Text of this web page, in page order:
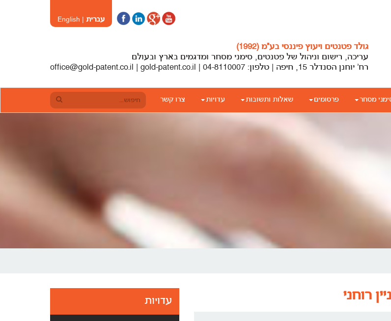
עברית English
גולד פטנטים ויעוץ פיננסי בע”מ (1992)
עריכה, רישום וניהול של פטנטים, סימני מסחר ומדגמים בארץ ובעולם
רח’ יוחנן הסנדלר 15, חיפה | טלפון: 04-8110007 | office@gold-patent.co.il | gold-patent.co.il
מסחר פרסומים שאלות ותשובות עדויות צרו קשר
רוחני עדויות